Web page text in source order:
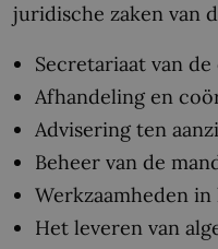
juridische zaken van
Secretariaat van
Afhandeling en
Advisering ten
Beheer van de
Werkzaamheden
Het leveren van